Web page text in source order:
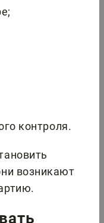
контроля.
возникают